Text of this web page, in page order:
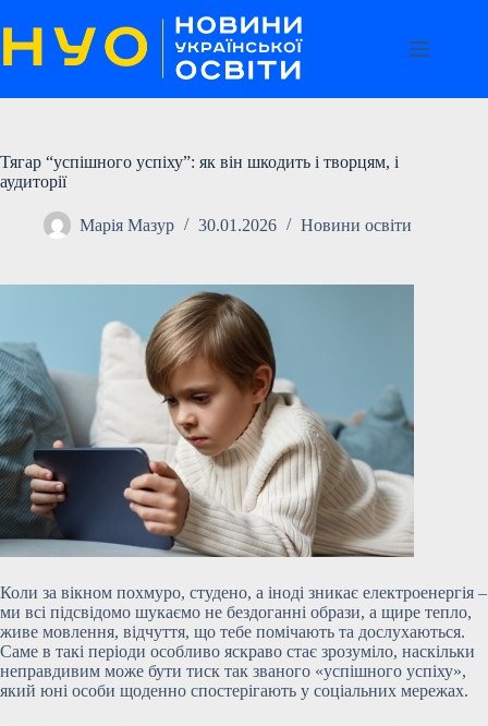
до
вмісту
Тягар “успішного успіху”: як він шкодить і творцям, і
аудиторії
Марія Мазур 30.01.2026 Новини освіти
Коли за вікном похмуро, студено, а іноді зникає електроенергія –
ми всі підсвідомо шукаємо не бездоганні образи, а щире тепло,
живе мовлення, відчуття, що тебе помічають та дослухаються.
Саме в такі періоди особливо яскраво стає зрозуміло, наскільки
неправдивим може бути тиск так званого «успішного успіху»,
який юні особи щоденно спостерігають у соціальних мережах.